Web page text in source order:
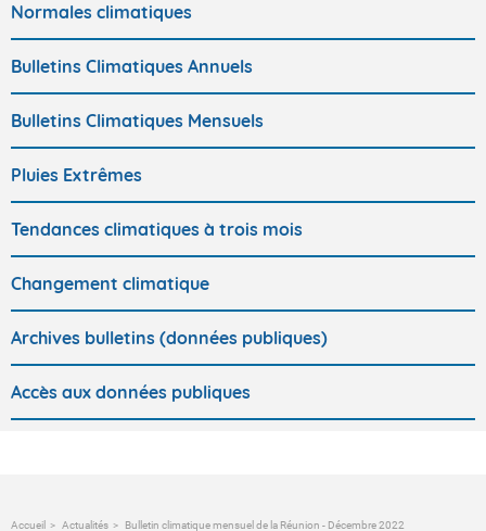
Normales climatiques
Bulletins Climatiques Annuels
Bulletins Climatiques Mensuels
Pluies Extrêmes
Tendances climatiques à trois mois
Changement climatique
Archives bulletins (données publiques)
Accès aux données publiques
Accueil Actualités Bulletin climatique mensuel de la Réunion - Décembre 2022